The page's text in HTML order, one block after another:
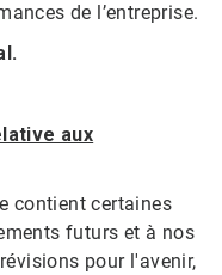
de l’entreprise.
aux
contient certaines
futurs et à nos
pour l'avenir,